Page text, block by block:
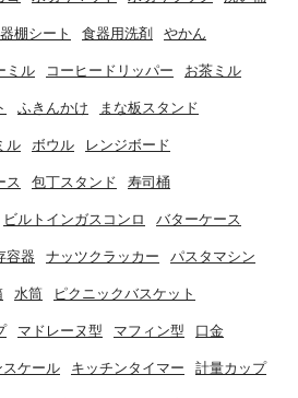
棚シート 食器用洗剤 やかん
ミル コーヒードリッパー お茶ミル
ふきんかけ まな板スタンド
ル ボウル レンジボード
ス 包丁スタンド 寿司桶
ビルトインガスコンロ バターケース
容器 ナッツクラッカー パスタマシン
水筒 ピクニックバスケット
マドレーヌ型 マフィン型 口金
スケール キッチンタイマー 計量カップ